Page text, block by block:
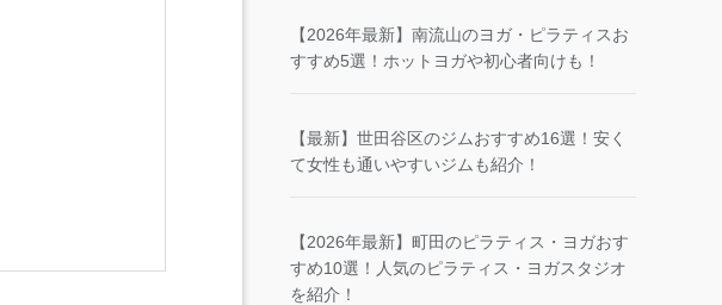
【2026年最新】南流山のヨガ・ピラティスお
すすめ5選！ホットヨガや初心者向けも！
【最新】世田谷区のジムおすすめ16選！安く
て女性も通いやすいジムも紹介！
【2026年最新】町田のピラティス・ヨガおす
すめ10選！人気のピラティス・ヨガスタジオ
を紹介！